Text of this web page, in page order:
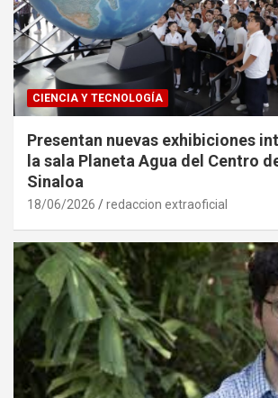
CIENCIA Y TECNOLOGÍA
Presentan nuevas exhibiciones
la sala Planeta Agua del Centro
Sinaloa
18/06/2026 redaccion extraoficial